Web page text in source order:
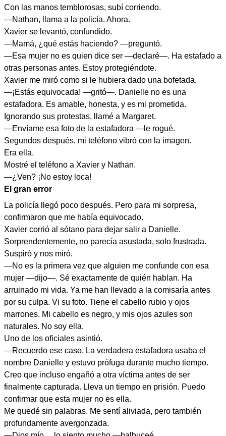
Con las manos temblorosas, subí corriendo.
—Nathan, llama a la policía. Ahora.
Xavier se levantó, confundido.
—Mamá, ¿qué estás haciendo? —preguntó.
—Esa mujer no es quien dice ser —declaré—. Ha estafado a
otras personas antes. Estoy protegiéndote.
Xavier me miró como si le hubiera dado una bofetada.
—¡Estás equivocada! —gritó—. Danielle no es una
estafadora. Es amable, honesta, y es mi prometida.
Ignorando sus protestas, llamé a Margaret.
—Envíame esa foto de la estafadora —le rogué.
Segundos después, mi teléfono vibró con la imagen.
Era ella.
Mostré el teléfono a Xavier y Nathan.
—¿Ven? ¡No estoy loca!
El gran error
La policía llegó poco después. Pero para mi sorpresa,
confirmaron que me había equivocado.
Xavier corrió al sótano para dejar salir a Danielle.
Sorprendentemente, no parecía asustada, solo frustrada.
Suspiró y nos miró.
—No es la primera vez que alguien me confunde con esa
mujer —dijo—. Sé exactamente de quién hablan. Ha
arruinado mi vida. Ya me han llevado a la comisaría antes
por su culpa. Vi su foto. Tiene el cabello rubio y ojos
marrones. Mi cabello es negro, y mis ojos azules son
naturales. No soy ella.
Uno de los oficiales asintió.
—Recuerdo ese caso. La verdadera estafadora usaba el
nombre Danielle y estuvo prófuga durante mucho tiempo.
Creo que incluso engañó a otra víctima antes de ser
finalmente capturada. Lleva un tiempo en prisión. Puedo
confirmar que esta mujer no es ella.
Me quedé sin palabras. Me sentí aliviada, pero también
profundamente avergonzada.